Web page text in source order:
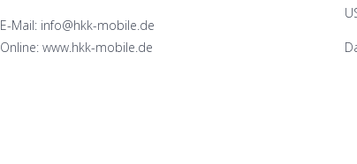
E-Mail: info@hkk-mobile.de
Online: www.hkk-mobile.de